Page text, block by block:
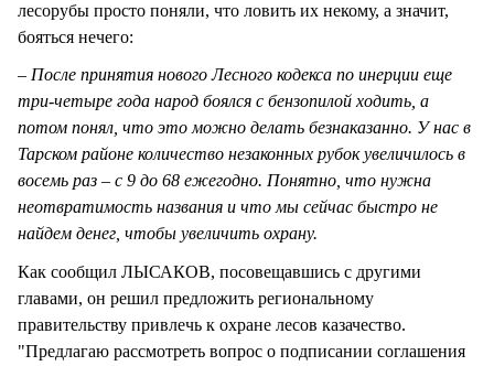
лесорубы просто поняли, что ловить их некому, а значит,
бояться нечего:
– После принятия нового Лесного кодекса по инерции еще
три-четыре года народ боялся с бензопилой ходить, а
потом понял, что это можно делать безнаказанно. У нас в
Тарском районе количество незаконных рубок увеличилось в
восемь раз – с 9 до 68 ежегодно. Понятно, что нужна
неотвратимость названия и что мы сейчас быстро не
найдем денег, чтобы увеличить охрану.
Как сообщил ЛЫСАКОВ, посовещавшись с другими
главами, он решил предложить региональному
правительству привлечь к охране лесов казачество.
"Предлагаю рассмотреть вопрос о подписании соглашения